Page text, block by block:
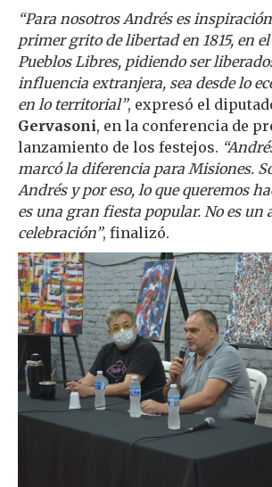
“Para nosotros Andrés es
primer grito de libertad en 1815, en
Pueblos Libres, pidiendo ser
influencia extranjera, sea desde lo
en lo territorial”, expresó el
Gervasoni, en la conferencia de
lanzamiento de los festejos.
marcó la diferencia para Misiones.
Andrés y por eso, lo que queremos
es una gran fiesta popular. No es un
celebración”, finalizó.